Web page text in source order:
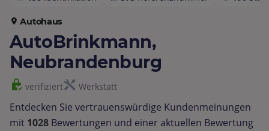
Autohaus
AutoBrinkmann,
Neubrandenburg
verifiziert Werkstatt
Entdecken Sie vertrauenswürdige Kundenmeinungen
mit 1028 Bewertungen und einer aktuellen Bewertung